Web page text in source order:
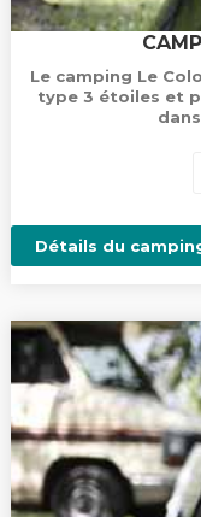
Le camping Le
type 3 étoiles et
Détails du